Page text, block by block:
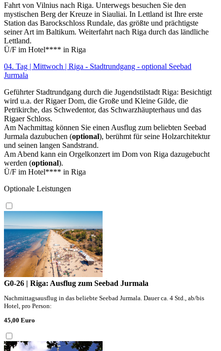
Fahrt von Vilnius nach Riga. Unterwegs besuchen Sie den
mystischen Berg der Kreuze in Siauliai. In Lettland ist Ihre erste
Station das Barockschloss Rundale, das größte und prächtigste
seiner Art im Baltikum. Weiterfahrt nach Riga durch das ländliche
Lettland.
Ü/F im Hotel**** in Riga
04. Tag | Mittwoch | Riga - Stadtrundgang - optional Seebad
Jurmala
Geführter Stadtrundgang durch die Jugendstilstadt Riga: Besichtigt
wird u.a. der Rigaer Dom, die Große und Kleine Gilde, die
Petrikirche, das Schwedentor, das Schwarzhäupterhaus und das
Rigaer Schloss.
Am Nachmittag können Sie einen Ausflug zum beliebten Seebad
Jurmala dazubuchen (optional), berühmt für seine Holzarchitektur
und seinen langen Sandstrand.
Am Abend kann ein Orgelkonzert im Dom von Riga dazugebucht
werden (optional).
Ü/F im Hotel**** in Riga
Optionale Leistungen
G0-26 | Riga: Ausflug zum Seebad Jurmala
Nachmittagsausflug in das beliebte Seebad Jurmala. Dauer ca. 4 Std., ab/bis
Hotel, pro Person:
45,00 Euro